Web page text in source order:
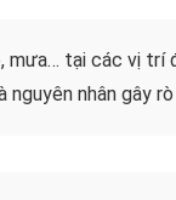
tại các vị trí
nhân gây